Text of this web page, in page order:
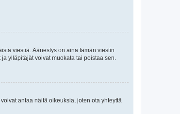
viestiä. Äänestys on aina tämän viestin
ylläpitäjät voivat muokata tai poistaa sen.
antaa näitä oikeuksia, joten ota yhteyttä